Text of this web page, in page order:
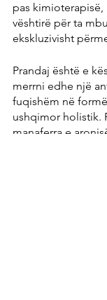
pas
vështirë për ta
ekskluzivisht
Prandaj është e
merrni edhe një
fuqishëm në
ushqimor holistik.
manaferra e